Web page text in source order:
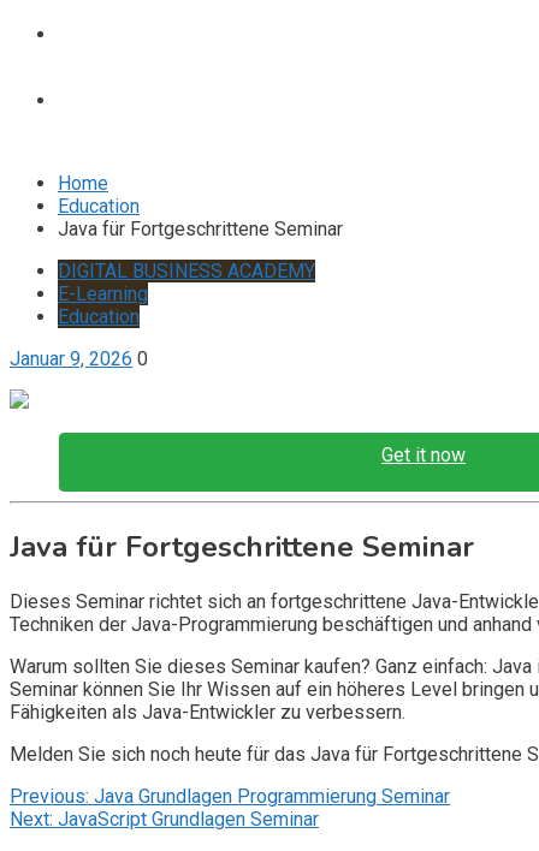
Home
Education
Java für Fortgeschrittene Seminar
DIGITAL BUSINESS ACADEMY
E-Learning
Education
Januar 9, 2026 0
Get it now
Java für Fortgeschrittene Seminar
Dieses Seminar richtet sich an fortgeschrittene Java-
Techniken der Java-Programmierung beschäftigen und
Warum sollten Sie dieses Seminar kaufen? Ganz einfach:
Seminar können Sie Ihr Wissen auf ein höheres Level bringen
Fähigkeiten als Java-Entwickler zu verbessern.
Melden Sie sich noch heute für das Java für Fortgeschrittene
Beitragsnavigation
Previous: Java Grundlagen Programmierung Seminar
Next: JavaScript Grundlagen Seminar